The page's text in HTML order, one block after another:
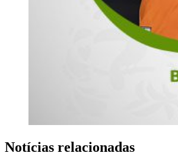
Notícias relacionadas